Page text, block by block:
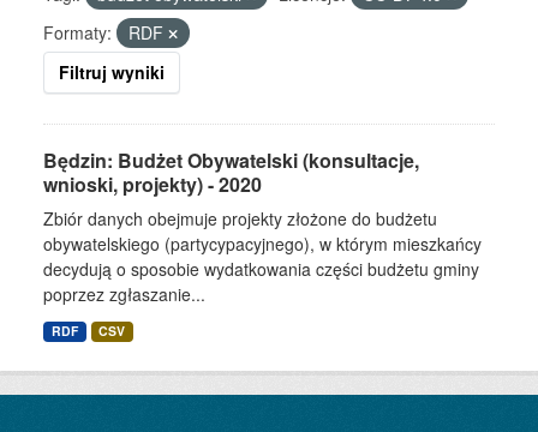
Formaty:
RDF
Filtruj wyniki
Będzin: Budżet Obywatelski (konsultacje,
wnioski, projekty) - 2020
Zbiór danych obejmuje projekty złożone do budżetu
obywatelskiego (partycypacyjnego), w którym mieszkańcy
decydują o sposobie wydatkowania części budżetu gminy
poprzez zgłaszanie...
RDF CSV